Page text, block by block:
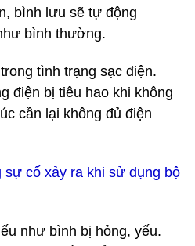
bình lưu sẽ tự động
bình thường.
tình trạng sạc điện.
điện bị tiêu hao khi không
cần lại không đủ điện
sự cố xảy ra khi sử dụng bộ
như bình bị hỏng, yếu.